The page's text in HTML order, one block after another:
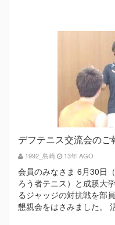
デフテニス交流会の
1992_島崎 13年 AGO
会員のみなさま 6月30日
ろう者テニス）と成蹊大
るジャッジの対抗戦を部
懇親会をはさみました。